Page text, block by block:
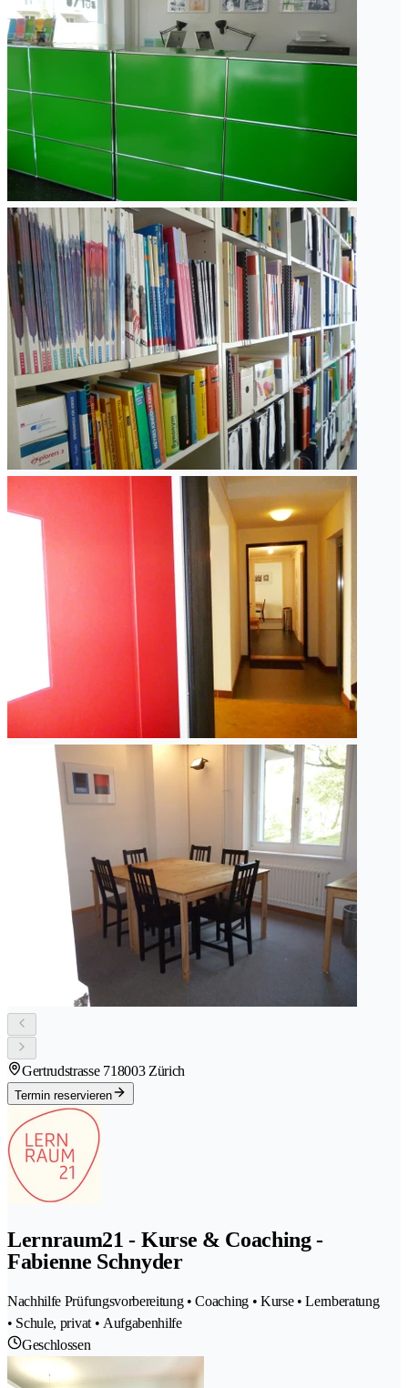
Gertrudstrasse 718003 Zürich
Termin reservieren
Lernraum21 - Kurse & Coaching -
Fabienne Schnyder
Nachhilfe Prüfungsvorbereitung • Coaching • Kurse • Lernberatung
• Schule, privat • Aufgabenhilfe
Geschlossen